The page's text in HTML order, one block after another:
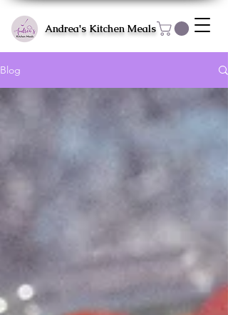
Andrea's Kitchen Meals
Blog